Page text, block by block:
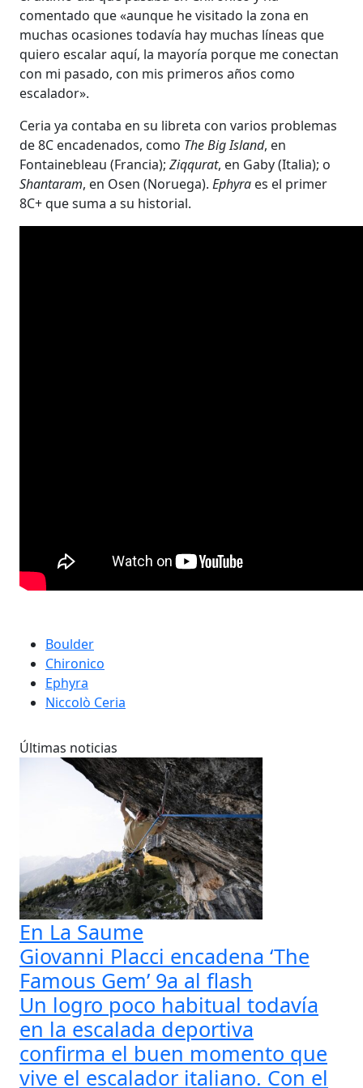
comentado que «aunque he visitado la zona en
muchas ocasiones todavía hay muchas líneas que
quiero escalar aquí, la mayoría porque me conectan
con mi pasado, con mis primeros años como
escalador».
Ceria ya contaba en su libreta con varios problemas
de 8C encadenados, como The Big Island, en
Fontainebleau (Francia); Ziqqurat, en Gaby (Italia); o
Shantaram, en Osen (Noruega). Ephyra es el primer
8C+ que suma a su historial.
Boulder
Chironico
Ephyra
Niccolò Ceria
Últimas noticias
En La Saume
Giovanni Placci encadena ‘The
Famous Gem’ 9a al flash
Un logro poco habitual todavía
en la escalada deportiva
confirma el buen momento que
vive el escalador italiano. Con el